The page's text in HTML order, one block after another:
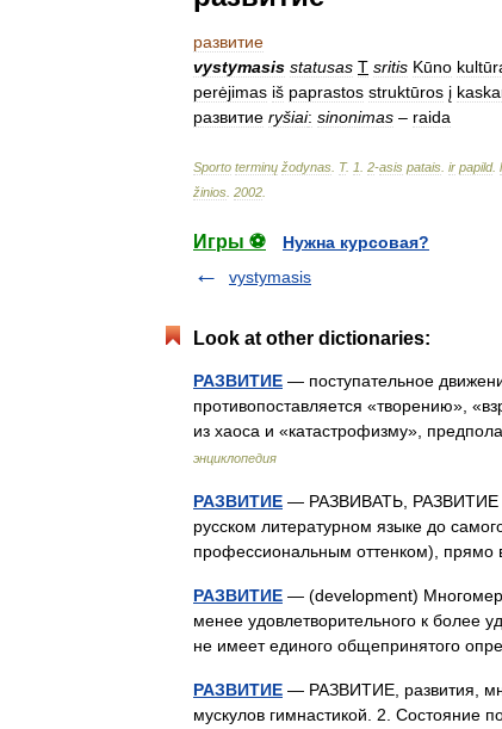
развитие
vystymasis statusas T sritis Kūno
perėjimas iš paprastos struktūros į
развитие ryšiai: sinonimas – raida
Sporto terminų žodynas T. 1 2-asis patais ir papild.
žinios 2002
Игры ⚽
Нужна курсовая?
vystymasis
Look at other dictionaries:
РАЗВИТИЕ — поступательное
противопоставляется «творению»,
из хаоса и «катастрофизму»,
энциклопедия
РАЗВИТИЕ — РАЗВИВАТЬ, РАЗВИТИЕ
русском литературном языке до
профессиональным оттенком),
РАЗВИТИЕ — (development)
менее удовлетворительного к более
не имеет единого общепринятого
РАЗВИТИЕ — РАЗВИТИЕ, развития, мн.
мускулов гимнастикой. 2. Состояние